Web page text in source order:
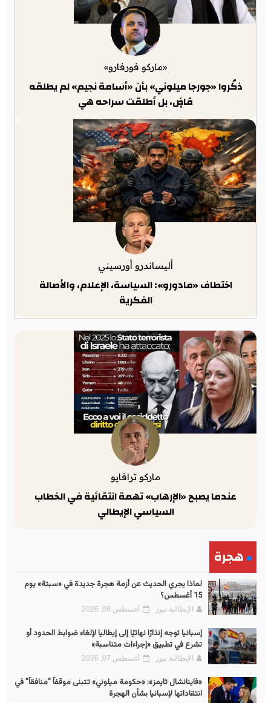
«ماركو فورفارو»
ذكّروا «جورجا ميلوني» بأن «أسامة نجيم» لم يطلقه
قاضٍ، بل أطلقت سراحه هي
أليساندرو أورسيني
اختطاف «مادورو»: السياسة، الإعلام، والأصالة
الفكرية
ماركو ترافايو
عندما يصبح «الإرهاب» تهمة انتقائية في الخطاب
السياسي الإيطالي
هجرة
لماذا يجري الحديث عن أزمة هجرة جديدة في «سبتة» يوم
15 أغسطس؟
الإيطالية نيوز أغسطس 08, 2026
إسبانيا توجه إنذارًا نهائيًا إلى إيطاليا لإلغاء ضوابط الحدود أو
تشرع في تطبيق «إجراءات متناسبة»
الإيطالية نيوز أغسطس 07, 2026
«فاينانشال تايمز»: «حكومة ميلوني» تتبنى موقفاً "منافقاً" في
انتقاداتها لإسبانيا بشأن الهجرة